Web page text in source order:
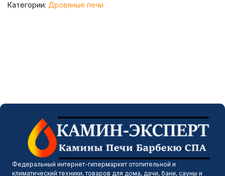
Категории: Дровяные печи
Федеральный интернет-гипермаркет отопительной и
климатический техники, товаров для дома, дачи, бани, сауны и